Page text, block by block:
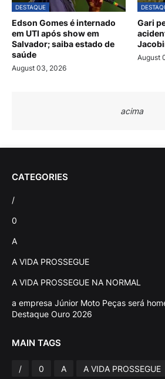
DESTAQUE
Edson Gomes é internado
em UTI após show em
Salvador; saiba estado de
saúde
August 03, 2026
Gari
August
acima
CATEGORIES
/
0
A
A VIDA PROSSEGUE
A VIDA PROSSEGUE NA NORMAL
a empresa Júnior Moto Peças será
Destaque Ouro 2026
MAIN TAGS
/ 0 A
A VIDA PROSSEGUE